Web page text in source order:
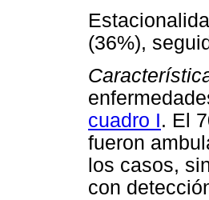
(36%),
cuadro I. El
fueron
los casos,
con